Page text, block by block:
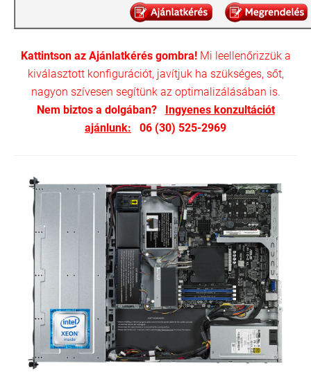
Kattintson az Ajánlatkérés gombra!Mi leellenőrizzük a
kiválasztott konfigurációt, javítjuk ha szükséges, sőt,
nagyon szívesen segítünk az optimalizálásában is.
Nem biztos a dolgában?
Ingyenes konzultációt
ajánlunk: 06 (30) 525-2969